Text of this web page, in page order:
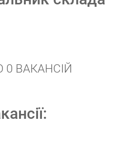
ВАКАНСІЙ